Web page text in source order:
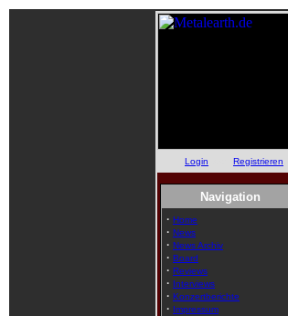
Login Registrieren
Navigation
· Home
· News
· News Archiv
· Board
· Reviews
· Interviews
· Konzertberichte
· Impressum